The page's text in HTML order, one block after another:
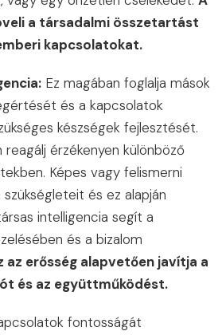
a társadalmi összetartást
kapcsolatokat.
Ez magában foglalja mások
és a kapcsolatok
készségek fejlesztését.
reagálj érzékenyen különböző
Képes vagy felismerni
és ez alapján
intelligencia segít a
és a bizalom
az erősség alapvetően javítja a
és az együttműködést.
fontosságát